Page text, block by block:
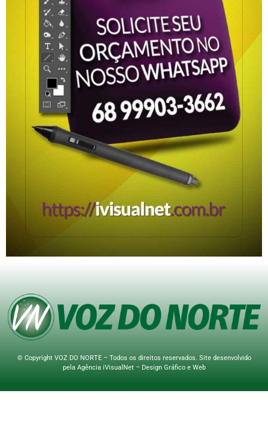
© Copyright VOZ DO NORTE – Todos os direitos reservados. Site desenvolvido
pela Agência iVisualNet – Design Gráfico e Web